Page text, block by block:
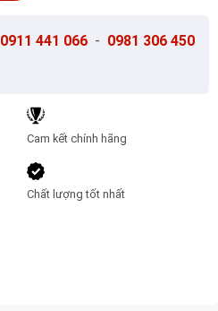
0911 441 066 - 0981 306 450
Cam kết chính hãng
Chất lượng tốt nhất